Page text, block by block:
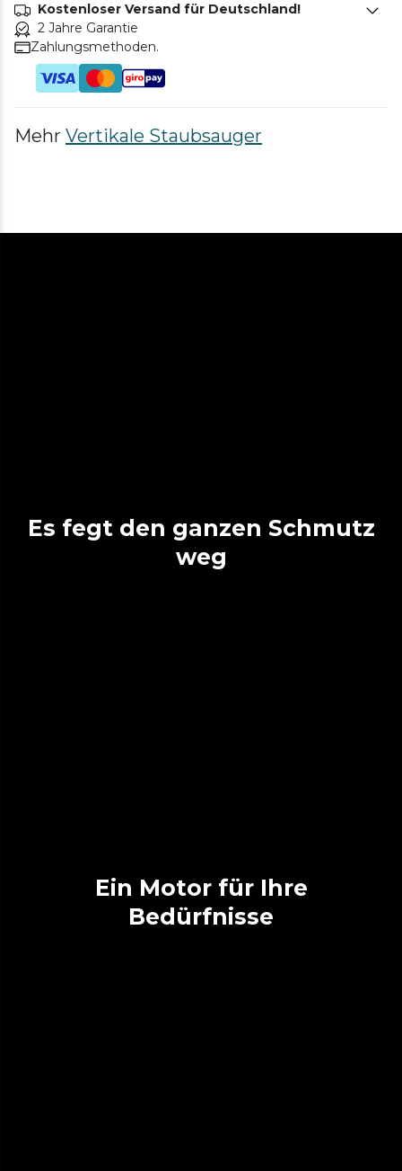
Kostenloser Versand für Deutschland!
2 Jahre Garantie
Zahlungsmethoden.
Mehr Vertikale Staubsauger
Es fegt den ganzen Schmutz
weg
Ein Motor für Ihre
Bedürfnisse